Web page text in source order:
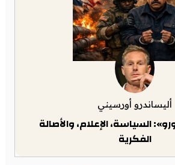
أليساندرو أورسيني
السياسة، الإعلام، والأصالة
الفكرية